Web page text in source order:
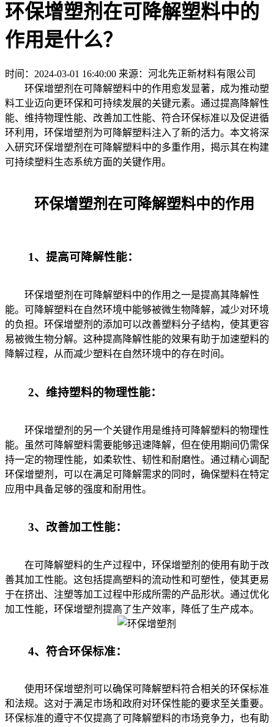
环保增塑剂在可降解塑料中的
作用是什么？
时间：2024-03-01 16:40:00 来源：河北先正新材料有限公司
环保增塑剂在可降解塑料中的作用愈发显著，成为推动塑
料工业迈向更环保和可持续发展的关键元素。通过提高降解性
能、维持物理性能、改善加工性能、符合环保标准以及促进循
环利用，环保增塑剂为可降解塑料注入了新的活力。本文将深
入研究环保增塑剂在可降解塑料中的多重作用，揭示其在构建
可持续塑料生态系统方面的关键作用。
环保增塑剂在可降解塑料中的作用
1、提高可降解性能：
环保增塑剂在可降解塑料中的作用之一是提高其降解性
能。可降解塑料在自然环境中能够被微生物降解，减少对环境
的负担。环保增塑剂的添加可以改善塑料分子结构，使其更容
易被微生物分解。这种提高降解性能的效果有助于加速塑料的
降解过程，从而减少塑料在自然环境中的存在时间。
2、维持塑料的物理性能：
环保增塑剂的另一个关键作用是维持可降解塑料的物理性
能。虽然可降解塑料需要能够迅速降解，但在使用期间仍需保
持一定的物理性能，如柔软性、韧性和耐磨性。通过精心调配
环保增塑剂，可以在满足可降解需求的同时，确保塑料在特定
应用中具备足够的强度和耐用性。
3、改善加工性能：
在可降解塑料的生产过程中，环保增塑剂的使用有助于改
善其加工性能。这包括提高塑料的流动性和可塑性，使其更易
于在挤出、注塑等加工过程中形成所需的产品形状。通过优化
加工性能，环保增塑剂提高了生产效率，降低了生产成本。
4、符合环保标准：
使用环保增塑剂可以确保可降解塑料符合相关的环保标准
和法规。这对于满足市场和政府对环保性能的要求至关重要。
环保标准的遵守不仅提高了可降解塑料的市场竞争力，也有助